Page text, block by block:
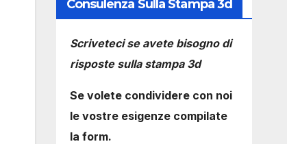
Consulenza Sulla Stampa 3d
Scriveteci se avete bisogno di
risposte sulla stampa 3d
Se volete condividere con noi
le vostre esigenze compilate
la form.